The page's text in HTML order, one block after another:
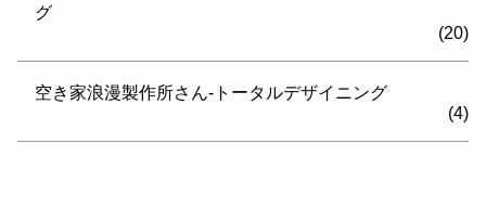
グ
(20)
空き家浪漫製作所さん-トータルデザイニング
(4)